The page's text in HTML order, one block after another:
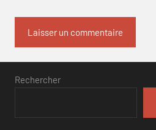
Rechercher